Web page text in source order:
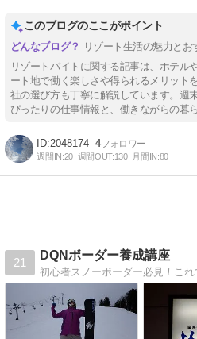
このブログのここがポイント
リゾート生活の魅力と
リゾートバイトに関する記事は、ホテル
ート地で働く楽しさや得られるメリット
社の選び方も丁寧に解説しています。週
ぴったりの仕事情報と、働きながらの暮
2048174 4
週間IN:20 週間OUT:130 月間IN:80
21
DQNボーダー養成講座